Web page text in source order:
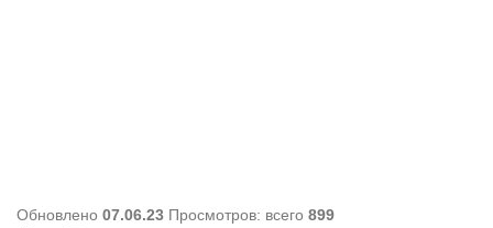
Обновлено 07.06.23 Просмотров: всего 899